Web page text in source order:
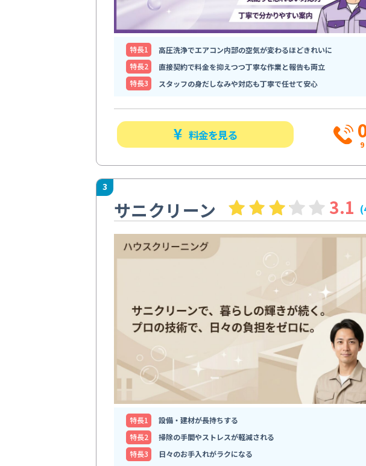
特⻑1
高圧洗浄でエアコン内部の空気が変わるほどきれいに
特⻑2
直接契約で料金を抑えつつ丁寧な作業と報告も両立
特⻑3
スタッフの身だしなみや対応も丁寧で任せて安心
料金を見る
3
サニクリーン 3.1
特⻑1
設備・建材が長持ちする
特⻑2
掃除の手間やストレスが軽減される
特⻑3
日々のお手入れがラクになる